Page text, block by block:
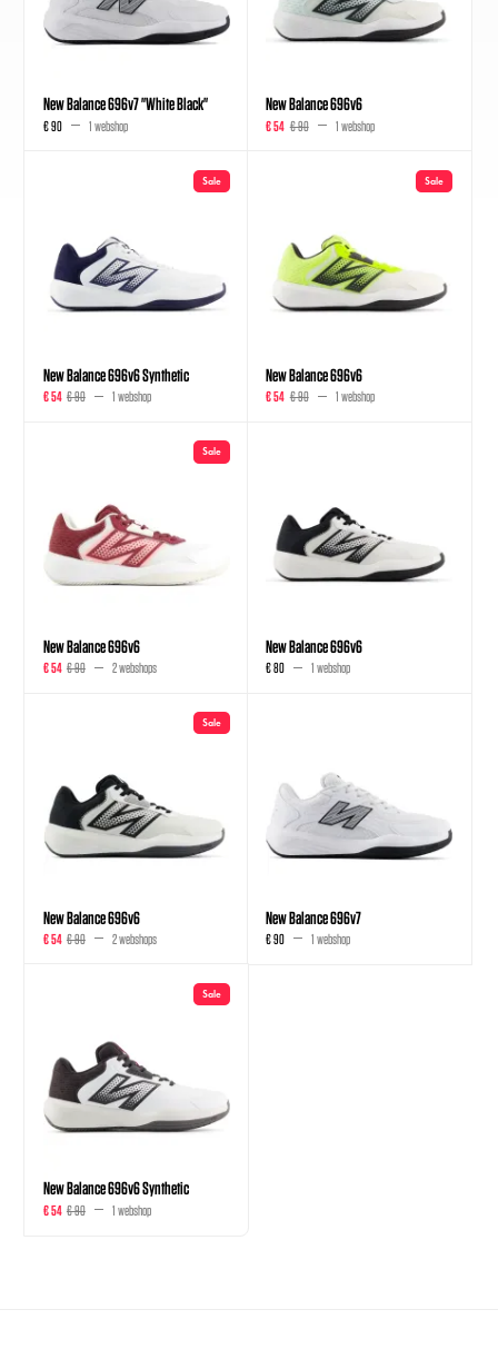
New Balance 696v7 "White Black"
€ 90 1 webshop
New Balance 696v6
€ 54 € 90 1 webshop
Sale
New Balance 696v6 Synthetic
€ 54 € 90 1 webshop
Sale
New Balance 696v6
€ 54 € 90 1 webshop
Sale
New Balance 696v6
€ 54 € 90 2 webshops
New Balance 696v6
€ 80 1 webshop
Sale
New Balance 696v6
€ 54 € 90 2 webshops
New Balance 696v7
€ 90 1 webshop
Sale
New Balance 696v6 Synthetic
€ 54 € 90 1 webshop